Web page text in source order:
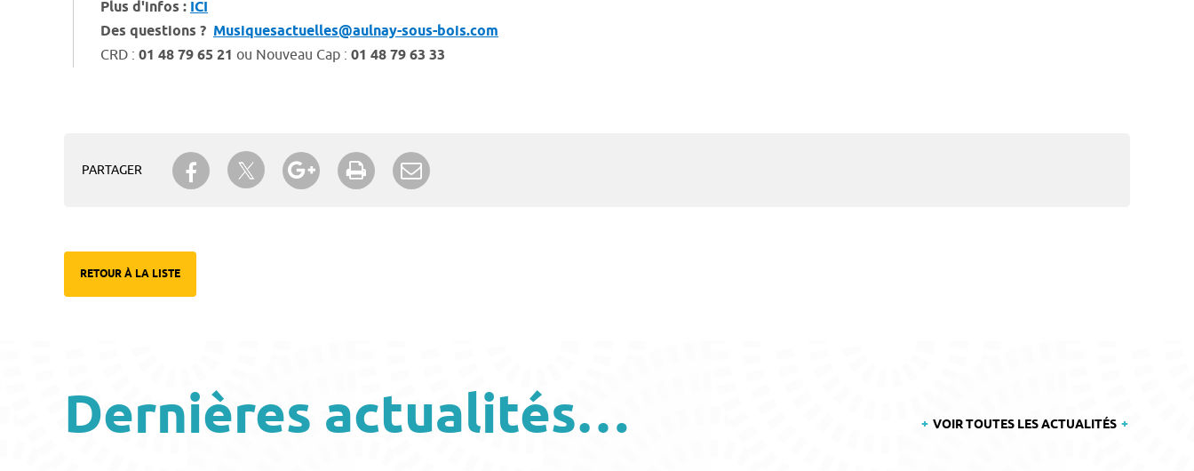
Plus d'infos : ICI
Des questions ? Musiquesactuelles@aulnay-sous-bois.com
CRD : 01 48 79 65 21 ou Nouveau Cap : 01 48 79 63 33
PARTAGER
Partager sur Facebook
Partager sur TwitterPartager sur Google+
Imprimer
RETOUR À LA LISTE
Dernières actualités… VOIR TOUTES LES ACTUALITÉS